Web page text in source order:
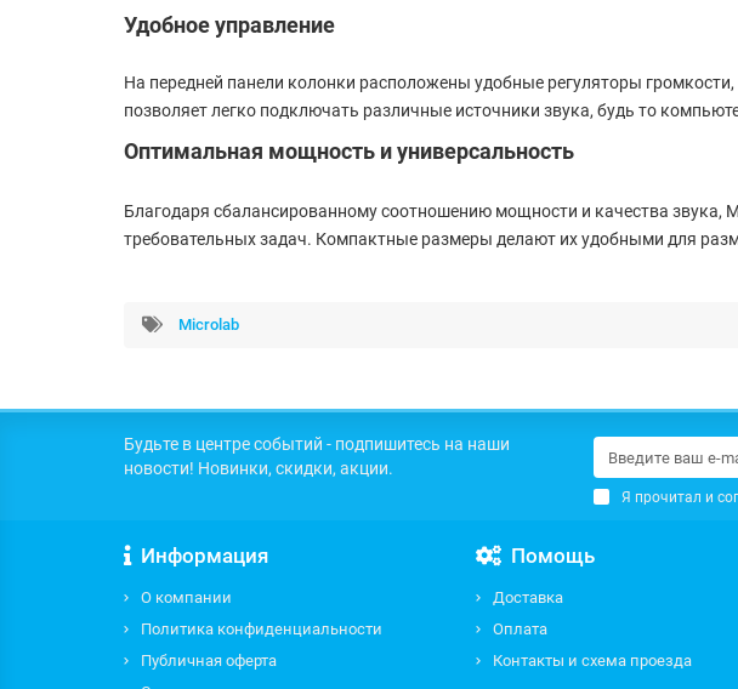
Удобное управление
На передней панели колонки расположены удобные регуляторы
позволяет легко подключать различные источники звука, будь то
Оптимальная мощность и универсальность
Благодаря сбалансированному соотношению мощности и качества звука,
требовательных задач. Компактные размеры делают их удобными для
Microlab
Будьте в центре событий - подпишитесь на наши
новости! Новинки, скидки, акции.
Я прочитал и
Информация
О компании
Политика конфиденциальности
Публичная оферта
Помощь
Доставка
Оплата
Контакты и схема проезда